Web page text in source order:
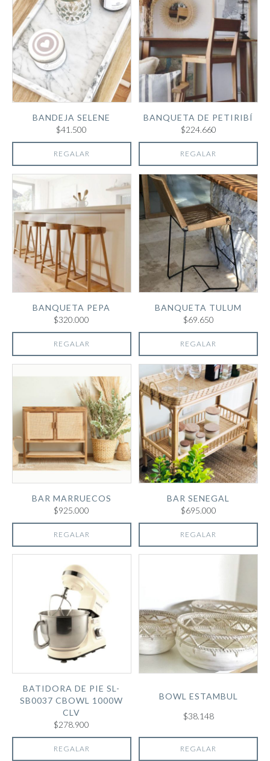
BANDEJA SELENE
$41.500
REGALAR
BANQUETA DE PETIRIBÍ
$224.660
REGALAR
BANQUETA PEPA
$320.000
REGALAR
BANQUETA TULUM
$69.650
REGALAR
BAR MARRUECOS
$925.000
REGALAR
BAR SENEGAL
$695.000
REGALAR
BATIDORA DE PIE SL-
SB0037 CBOWL 1000W
CLV
$278.900
REGALAR
BOWL ESTAMBUL
$38.148
REGALAR